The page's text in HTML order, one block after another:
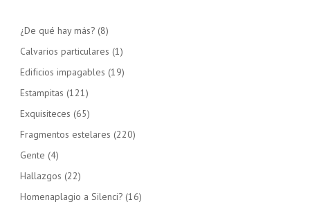
¿De qué hay más? (8)
Calvarios particulares (1)
Edificios impagables (19)
Estampitas (121)
Exquisiteces (65)
Fragmentos estelares (220)
Gente (4)
Hallazgos (22)
Homenaplagio a Silenci? (16)